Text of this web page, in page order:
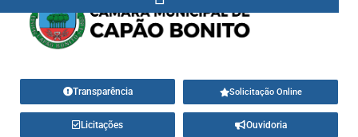
Transparência Solicitação Online
Licitações Ouvidoria